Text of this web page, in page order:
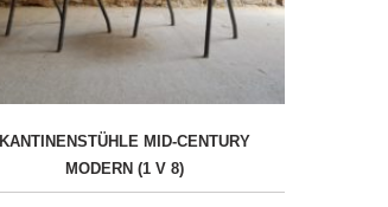
KANTINENSTÜHLE MID-CENTURY
MODERN (1 V 8)